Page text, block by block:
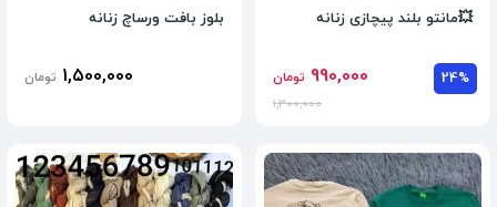
💥مانتو بلند پیچازی زنانه
24%
990,000 تومان
1,300,000
بلوز بافت ورساچ زنانه
1,500,000 تومان